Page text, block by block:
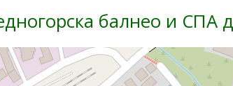
балнео и СПА